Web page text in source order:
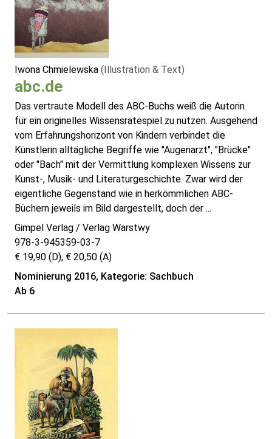
Iwona Chmielewska (Illustration & Text)
abc.de
Das vertraute Modell des ABC-Buchs weiß die Autorin
für ein originelles Wissensratespiel zu nutzen. Ausgehend
vom Erfahrungshorizont von Kindern verbindet die
Künstlerin alltägliche Begriffe wie "Augenarzt", "Brücke"
oder "Bach" mit der Vermittlung komplexen Wissens zur
Kunst-, Musik- und Literaturgeschichte. Zwar wird der
eigentliche Gegenstand wie in herkömmlichen ABC-
Büchern jeweils im Bild dargestellt, doch der ...
Gimpel Verlag / Verlag Warstwy
978-3-945359-03-7
€ 19,90 (D), € 20,50 (A)
Nominierung 2016, Kategorie: Sachbuch
Ab 6